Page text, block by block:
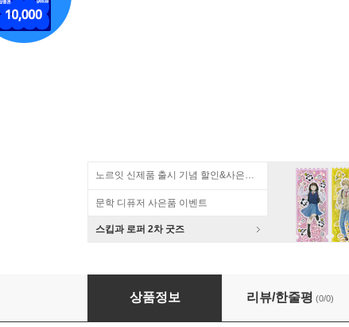
노르잇 신제품 출시 기념 할인&사은품 증정!
문학 디퓨저 사은품 이벤트
스킵과 로퍼 2차 굿즈
리뉴얼 어떤날의문장 독서기록장 스티커북 세트
상품정보 리뷰/한줄평 (0/0)